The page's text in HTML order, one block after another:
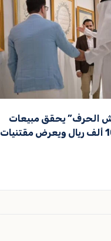
الحرف” يحقق مبيعات
تجاوزت 100 ألف ريال ويعرض مقتنيات